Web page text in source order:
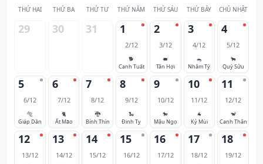
THỨ HAI THỨ BA THỨ TƯ THỨ NĂM THỨ SÁU THỨ BẢY CHỦ NHẬT
29 30 31 1
2/12
🐕
Canh Tuất
2
3/12
🐖
Tân Hợi
3
4/12
🐀
Nhâm Tý
4
5/12
🐂
Quý Sửu
5
6/12
🐅
Giáp Dần
6
7/12
🐈
Ất Mão
7
8/12
🐉
Bính Thìn
8
9/12
🐍
Đinh Tỵ
9
10/12
🐎
Mậu Ngọ
10
11/12
🐐
Kỷ Mùi
11
12/12
🐒
Canh Thân
12
13/12
13
14/12
14
15/12
15
16/12
16
17/12
17
18/12
18
19/12